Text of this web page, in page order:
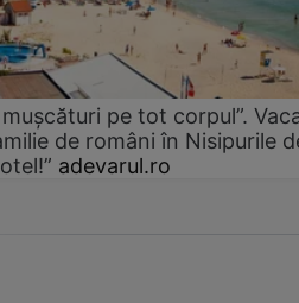
pe tot corpul”.
de români în Nisipurile
adevarul.ro